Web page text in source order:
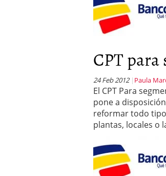
CPT para
24 Feb 2012 Paula
El CPT Para
pone a
reformar todo
plantas, locales o